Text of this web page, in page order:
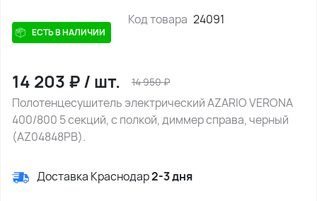
ЕСТЬ В НАЛИЧИИ
Код товара 24091
14 203 ₽/ шт. 14 950₽
Полотенцесушитель электрический AZARIO VERONA
400/800 5 секций, с полкой, диммер справа, черный
(AZ04848PB).
Доставка Краснодар2-3 дня